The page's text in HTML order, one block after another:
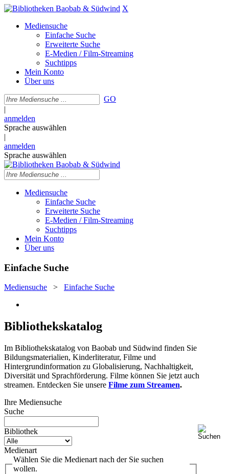
X
Mediensuche
Einfache Suche
Erweiterte Suche
E-Medien / Film-Streaming
Suchtipps
Mein Konto
Über uns
GO
|
anmelden
Sprache auswählen
|
anmelden
Sprache auswählen
Mediensuche
Einfache Suche
Erweiterte Suche
E-Medien / Film-Streaming
Suchtipps
Mein Konto
Über uns
Einfache Suche
Mediensuche > Einfache Suche
Bibliothekskatalog
Im Bibliothekskatalog von Baobab und Südwind finden Sie
Bildungsmaterialien, Kinderliteratur, Filme und
Hintergrundinformation zu Globalisierung, Nachhaltigkeit,
Diversität und Sprachförderung. Filme können Sie jetzt auch
streamen. Entdecken Sie unsere Filme zum Streamen.
Ihre Mediensuche
Suche
Bibliothek
Medienart
Wählen Sie die Medienart nach der Sie suchen
wollen.